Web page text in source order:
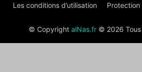
Les conditions d’utilisation Protection
© Copyright alNas.fr© 2026 Tous